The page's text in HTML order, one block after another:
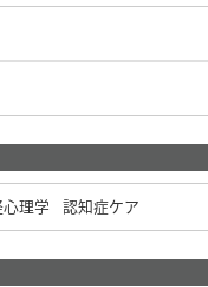
理学 認知症ケア